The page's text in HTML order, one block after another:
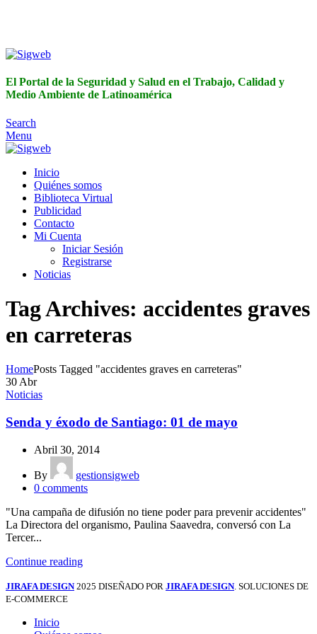
El Portal de la Seguridad y Salud en el Trabajo, Calidad y
Medio Ambiente de Latinoamérica
Search
Menu
Inicio
Quiénes somos
Biblioteca Virtual
Publicidad
Contacto
Mi Cuenta
Iniciar Sesión
Registrarse
Noticias
Tag Archives: accidentes graves
en carreteras
HomePosts Tagged "accidentes graves en carreteras"
30Abr
Noticias
Senda y éxodo de Santiago: 01 de mayo
Abril 30, 2014
By
gestionsigweb
0 comments
"Una campaña de difusión no tiene poder para prevenir accidentes"
La Directora del organismo, Paulina Saavedra, conversó con La
Tercer...
Continue reading
JIRAFA DESIGN 2025 DISEÑADO POR JIRAFA DESIGN. SOLUCIONES DE
E-COMMERCE
Inicio